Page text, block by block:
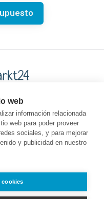
Legal
GTC
datos
web
información relacionada
web para poder proveer
sociales, y para mejorar
y publicidad en nuestro
cookies